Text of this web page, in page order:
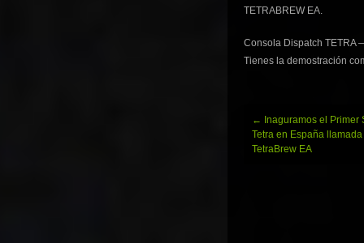
TETRABREW EA.
Consola Dispatch TETRA
Tienes la demostración
Navegación
de
entradas
← Inaguramos el Primer
Tetra en España llamada
TetraBrew EA